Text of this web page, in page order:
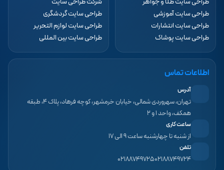
طراحی سایت آموزشی
طراحی سایت انتشارات
طراحی سایت پوشاک
طراحی سایت گردشگری
طراحی سایت لوازم التحریر
طراحی سایت بین المللی
اطلاعات تماس
آدرس
تهران، سهروردی شمالی، خیابان خرمشهر، کوچه فرهاد، پلاک ۴، طبقه
همکف، واحد ۱ و ۲
ساعت کاری
از شنبه تا چهارشنبه ساعت ۹ الی ۱۷
تلفن
۰۲۱۸۸۷۴۹۷۲۴۰۲۱۸۸۷۴۹۷۲۵